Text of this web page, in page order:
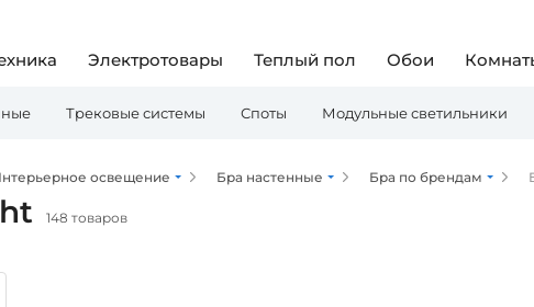
Электротовары Теплый пол Обои
Трековые системы Споты Модульные светильники
освещение Бра настенные Бра по брендам
148 товаров